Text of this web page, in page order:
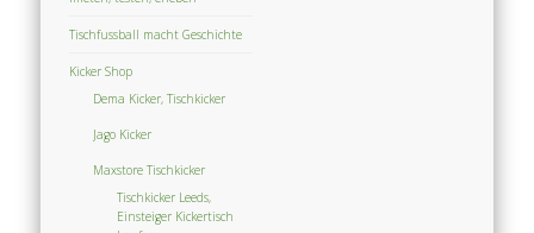
Tischfussball macht Geschichte
Kicker Shop
Dema Kicker, Tischkicker
Jago Kicker
Maxstore Tischkicker
Tischkicker Leeds,
Einsteiger Kickertisch